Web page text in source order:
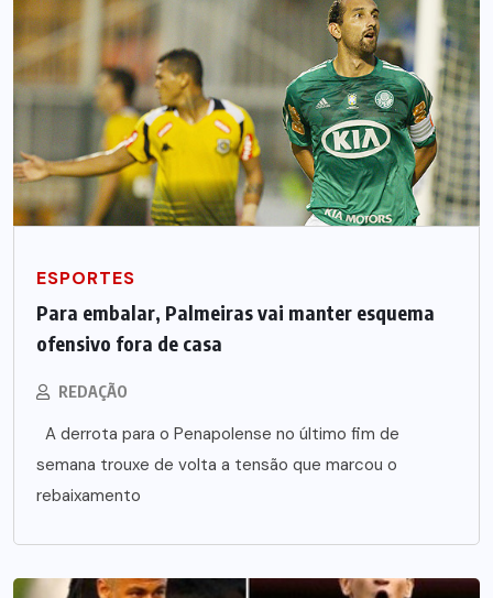
ESPORTES
Para embalar, Palmeiras vai manter esquema
ofensivo fora de casa
REDAÇÃO
A derrota para o Penapolense no último fim de
semana trouxe de volta a tensão que marcou o
rebaixamento